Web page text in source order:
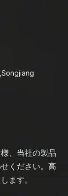
、当社の製品
ください。高
ます。